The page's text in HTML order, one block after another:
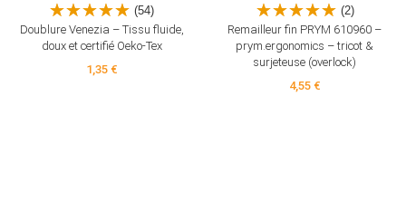
(54)
Doublure Venezia – Tissu fluide,
doux et certifié Oeko-Tex
1,35 €
(2)
Remailleur fin PRYM 610960 –
prym.ergonomics – tricot &
surjeteuse (overlock)
4,55 €